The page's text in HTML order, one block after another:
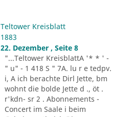
Teltower Kreisblatt
1883
22. Dezember , Seite 8
"...Teltower KreisblattA '* * ' -
" u" - 1 418 S " 7A. lu r e tedpv.
i, A ich berachte Dirl Jette, bm
wohnt die bolde Jette d ., öt .
r'kdn- sr 2 . Abonnements -
Concert im Saale i beim